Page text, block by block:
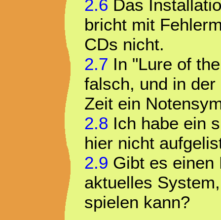
2.6 Das
bricht mit
CDs nicht.
2.7 In "Lure of
falsch, und in
Zeit ein
2.8 Ich habe ein
hier nicht
2.9 Gibt es einen
aktuelles
spielen kann?